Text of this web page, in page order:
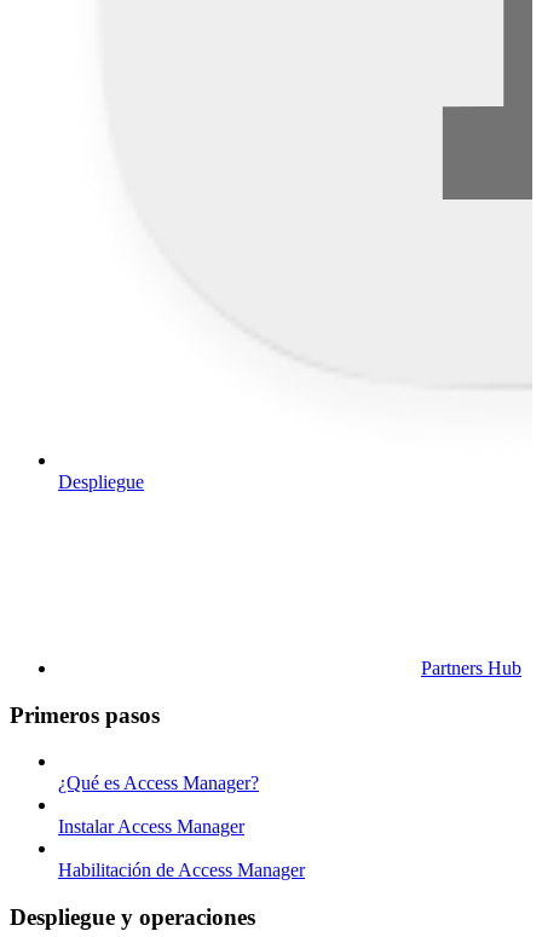
Despliegue
Partners Hub
Primeros pasos
¿Qué es Access Manager?
Instalar Access Manager
Habilitación de Access Manager
Despliegue y operaciones